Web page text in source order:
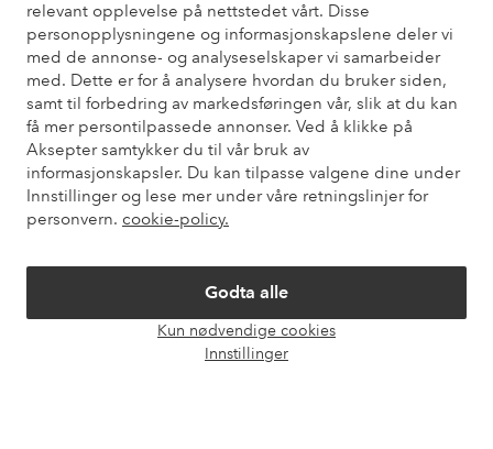
relevant opplevelse på nettstedet vårt. Disse
personopplysningene og informasjonskapslene deler vi
med de annonse- og analyseselskaper vi samarbeider
med. Dette er for å analysere hvordan du bruker siden,
samt til forbedring av markedsføringen vår, slik at du kan
få mer persontilpassede annonser. Ved å klikke på
Aksepter samtykker du til vår bruk av
informasjonskapsler. Du kan tilpasse valgene dine under
Innstillinger og lese mer under våre retningslinjer for
personvern. cookie-policy.
Godta alle
Kun nødvendige cookies
Innstillinger
Du finner svar på de vanligste spørsmålene i vår FAQ. Du finner
også informasjon om hvordan du kan kontakte oss.
Kundeservice Bestilling Betalingsmåte
Mine sider